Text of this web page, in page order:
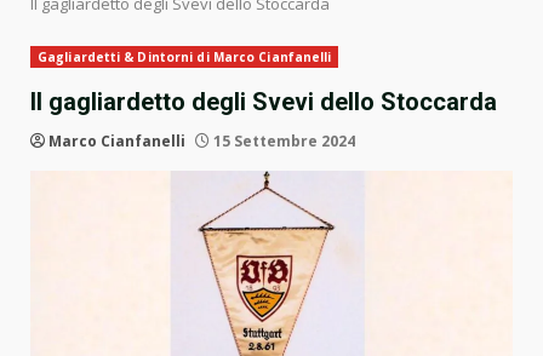
Gagliardetti & Dintorni di Marco Cianfanelli
Il gagliardetto degli Svevi dello Stoccarda
Marco Cianfanelli 15 Settembre 2024